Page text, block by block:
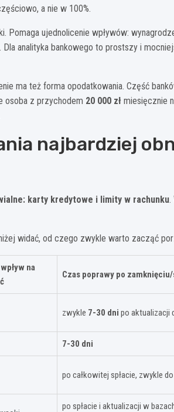
a nie w 100%.
Pomaga ujednolicenie wpływów:
analityka bankowego to prostszy i
ma też forma opodatkowania. Część
osoba z przychodem 20 000 zł miesięcznie
najbardziej
karty kredytowe i limity w rachunku.
widać, od czego zwykle warto zacząć
na
Czas poprawy po zamknięciu/
zwykle 7-30 dni po aktualizacji
7-30 dni
po całkowitej spłacie, zwykle do
po spłacie i aktualizacji w